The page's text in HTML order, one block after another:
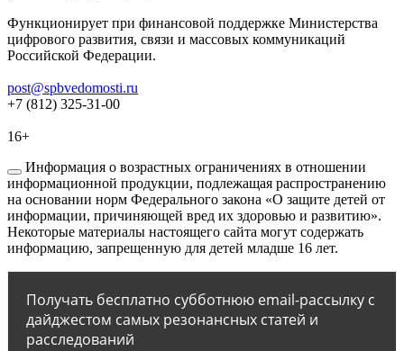
Функционирует при финансовой поддержке Министерства
цифрового развития, связи и массовых коммуникаций
Российской Федерации.
post@spbvedomosti.ru
+7 (812) 325-31-00
16+
Информация о возрастных ограничениях в отношении
информационной продукции, подлежащая распространению
на основании норм Федерального закона «О защите детей от
информации, причиняющей вред их здоровью и развитию».
Некоторые материалы настоящего сайта могут содержать
информацию, запрещенную для детей младше 16 лет.
Получать бесплатно субботнюю email-рассылку с
дайджестом самых резонансных статей и
расследований